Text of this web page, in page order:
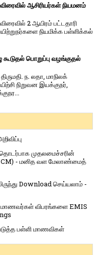
விரைவில் ஆசிரியர்கள் நியமனம்
2 ஆயிரம் பட்​ட​தாரி
நியமிக்க பள்​ளிக்​கல்​
கூடுதல் பொறுப்பு வழங்குதல்
ந. லதா, மாநிலக்
நிறுவன இயக்குநர்,
தொடர்பாக முதலமைச்சரின்
- மனித வள மேலாண்மைத்
Download செய்யலாம் -
விபரங்களை EMIS
பள்ளி மாணவிகள்